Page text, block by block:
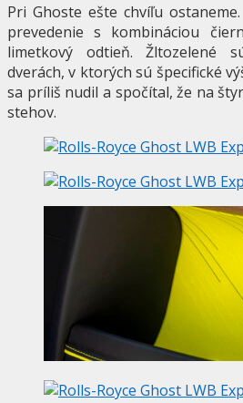
Pri Ghoste ešte chvíľu
prevedenie s kombináciou
limetkový odtieň. Žltozelené
dverách, v ktorých sú špecifické
sa príliš nudil a spočítal, že na
stehov.